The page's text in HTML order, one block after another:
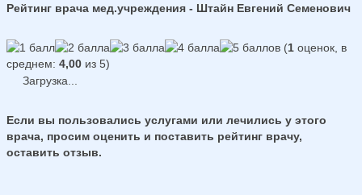
Рейтинг врача мед.учреждения - Штайн Евгений Семенович
(1 оценок, в
среднем: 4,00 из 5)
Загрузка...
Если вы пользовались услугами или лечились у этого
врача, просим оценить и поставить рейтинг врачу,
оставить отзыв.